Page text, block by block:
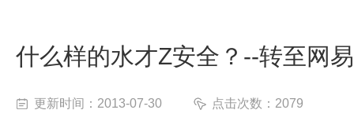
什么样的水才Z安全？--转至网
更新时间：2013-07-30 点击次数：2079